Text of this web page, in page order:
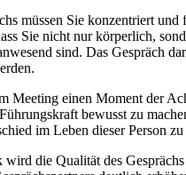
müssen Sie konzentriert und
Sie nicht nur körperlich,
sind. Das Gespräch
Meeting einen Moment der
bewusst zu
im Leben dieser Person zu
wird die Qualität des